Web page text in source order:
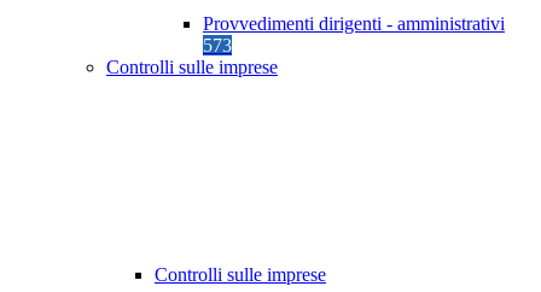
Provvedimenti dirigenti - amministrativi
573
Controlli sulle imprese
Controlli sulle imprese